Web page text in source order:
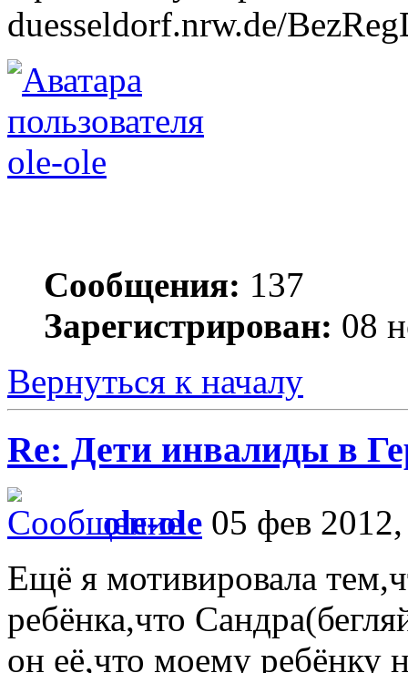
duesseldorf.nrw.de/
ole-ole
Сообщения: 137
Зарегистрирован: 08
Вернуться к началу
Re: Дети инвалиды в
ole-ole 05 фев
Ещё я мотивировала
ребёнка,что
он её,что моему ребёнку